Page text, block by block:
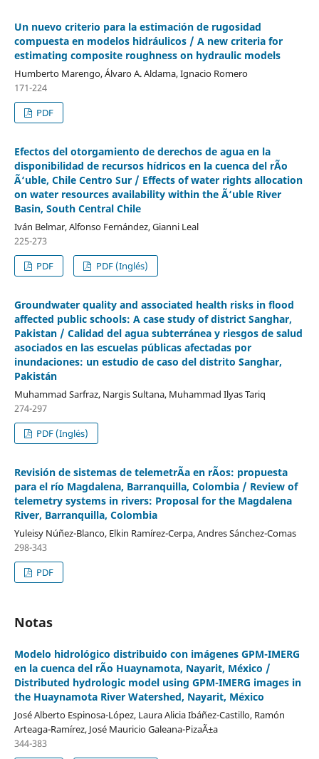
Un nuevo criterio para la estimación de rugosidad
compuesta en modelos hidráulicos / A new criteria for
estimating composite roughness on hydraulic models
Humberto Marengo, Álvaro A. Aldama, Ignacio Romero
171-224
PDF
Efectos del otorgamiento de derechos de agua en la
disponibilidad de recursos hídricos en la cuenca del rÃ­o
Ã‘uble, Chile Centro Sur / Effects of water rights allocation
on water resources availability within the Ã‘uble River
Basin, South Central Chile
Iván Belmar, Alfonso Fernández, Gianni Leal
225-273
PDF
PDF (Inglés)
Groundwater quality and associated health risks in flood
affected public schools: A case study of district Sanghar,
Pakistan / Calidad del agua subterránea y riesgos de salud
asociados en las escuelas públicas afectadas por
inundaciones: un estudio de caso del distrito Sanghar,
Pakistán
Muhammad Sarfraz, Nargis Sultana, Muhammad Ilyas Tariq
274-297
PDF (Inglés)
Revisión de sistemas de telemetrÃ­a en rÃ­os: propuesta
para el río Magdalena, Barranquilla, Colombia / Review of
telemetry systems in rivers: Proposal for the Magdalena
River, Barranquilla, Colombia
Yuleisy Núñez-Blanco, Elkin Ramírez-Cerpa, Andres Sánchez-Comas
298-343
PDF
Notas
Modelo hidrológico distribuido con imágenes GPM-IMERG
en la cuenca del rÃ­o Huaynamota, Nayarit, México /
Distributed hydrologic model using GPM-IMERG images in
the Huaynamota River Watershed, Nayarit, México
José Alberto Espinosa-López, Laura Alicia Ibáñez-Castillo, Ramón
Arteaga-Ramírez, José Mauricio Galeana-PizaÃ±a
344-383